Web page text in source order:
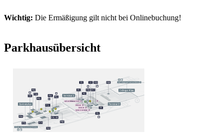
Wichtig: Die Ermäßigung gilt nicht bei Onlinebuchung!
Parkhausübersicht